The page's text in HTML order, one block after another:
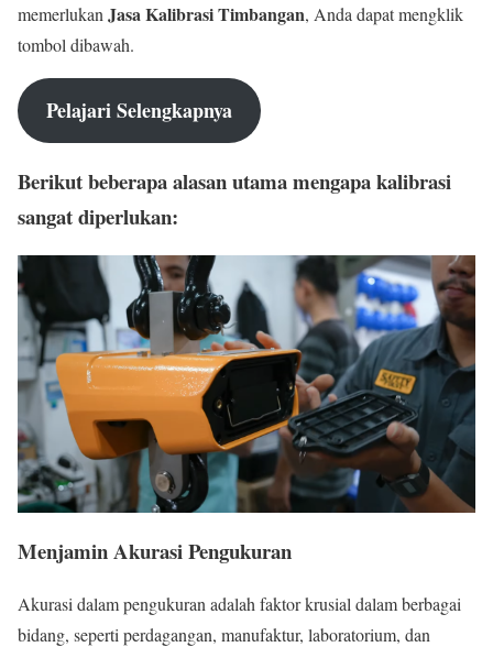
memerlukanJasa Kalibrasi Timbangan, Anda dapat mengklik
tombol dibawah.
Pelajari Selengkapnya
Berikut beberapa alasan utama mengapa kalibrasi
sangat diperlukan:
Menjamin Akurasi Pengukuran
Akurasi dalam pengukuran adalah faktor krusial dalam berbagai
bidang, seperti perdagangan, manufaktur, laboratorium, dan